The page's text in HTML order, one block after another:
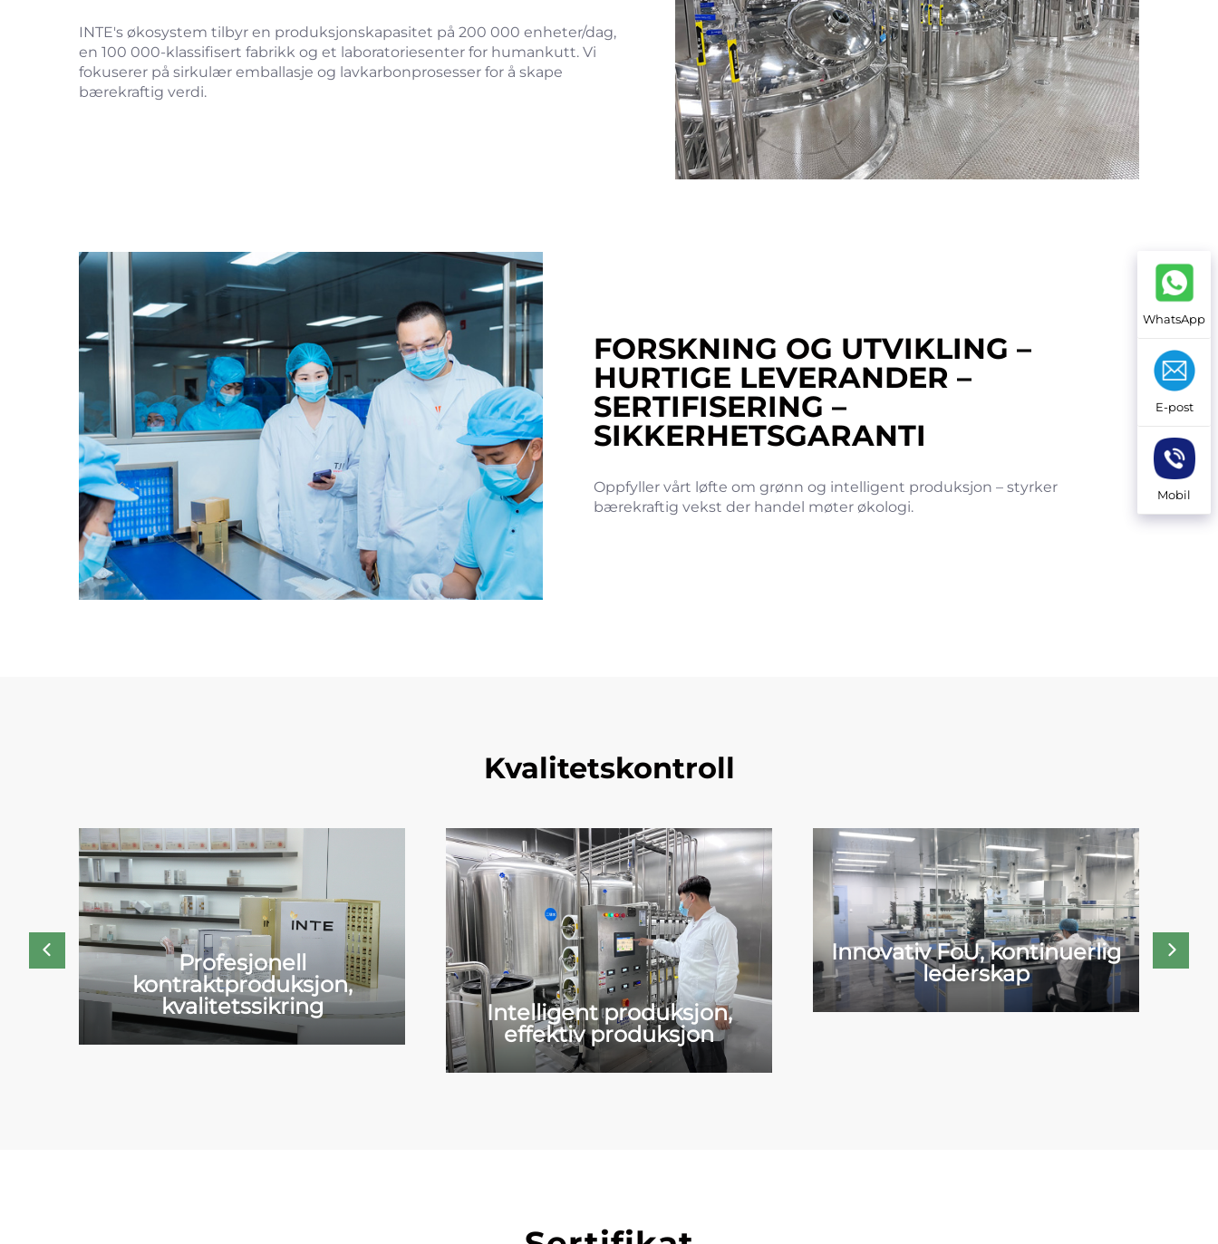
INTE's økosystem tilbyr en produksjonskapasitet på 200 000 enheter/dag,
en 100 000-klassifisert fabrikk og et laboratoriesenter for humankutt. Vi
fokuserer på sirkulær emballasje og lavkarbonprosesser for å skape
bærekraftig verdi.
FORSKNING OG UTVIKLING –
HURTIGE LEVERANDER –
SERTIFISERING –
SIKKERHETSGARANTI
Oppfyller vårt løfte om grønn og intelligent produksjon – styrker
bærekraftig vekst der handel møter økologi.
Kvalitetskontroll
Profesjonell
kontraktproduksjon,
kvalitetssikring
Intelligent produksjon,
effektiv produksjon
Innovativ FoU, kontinuerlig
lederskap
WhatsApp
E-post
Mobil